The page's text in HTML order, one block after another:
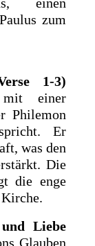
einen
zum
1-3)
einer
Philemon
Er
was den
Die
die enge
Liebe
Glauben